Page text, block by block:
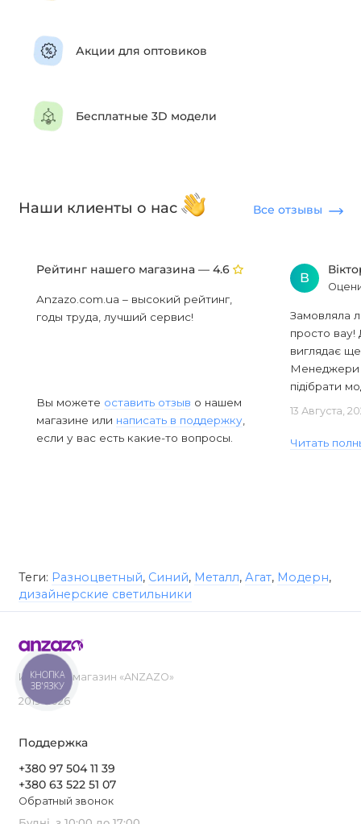
Акции для оптовиков
Бесплатные 3D модели
Наши клиенты о нас Все отзывы
Рейтинг нашего магазина — 4.6
Anzazo.com.ua – высокий рейтинг,
годы труда, лучший сервис!
Вы можете оставить отзыв о нашем
магазине или написать в поддержку
если у вас есть какие-то вопросы.
В
Замовляла
просто вау!
виглядає
Менеджери
підібрати
13 Августа,
Читать
Теги: Разноцветный, Синий, Металл, Агат, Модерн,
дизайнерские светильники
Интернет-магазин «ANZAZO»
2019-2026
Поддержка
+380 97 504 11 39
+380 63 522 51 07
Обратный звонок
КНОПКА
ЗВ'ЯЗКУ